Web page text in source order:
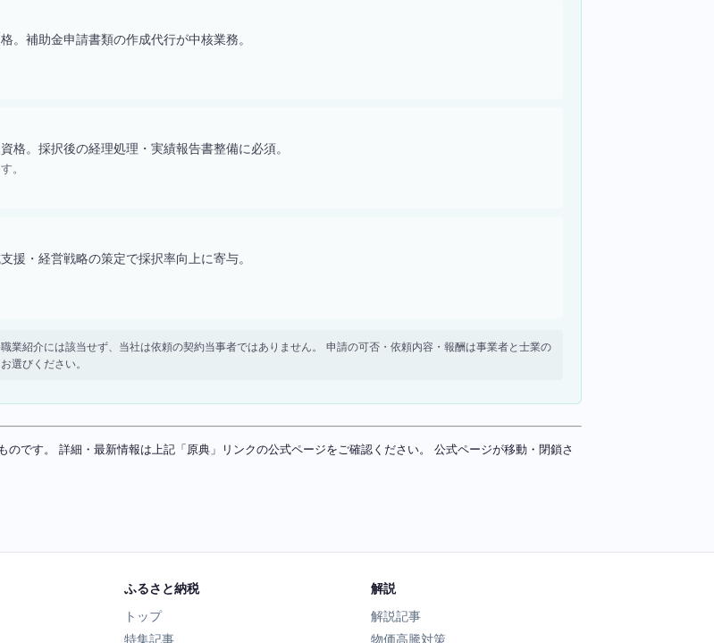
。補助金申請書類の作成代行が中核業務。
格。採択後の経理処理・実績報告書整備に必須。
。
援・経営戦略の策定で採択率向上に寄与。
紹介には該当せず、当社は依頼の契約当事者ではありません。 申請の可否・依頼内容・報酬は事業者と士業の
選びください。
です。 詳細・最新情報は上記「原典」リンクの公式ページをご確認ください。 公式ページが移動・閉鎖さ
ふるさと納税
トップ
特集記事
解説
解説記事
物価高騰対策